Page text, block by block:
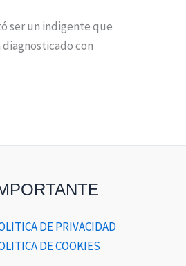
ser un indigente que
con
DE PRIVACIDAD
DE COOKIES